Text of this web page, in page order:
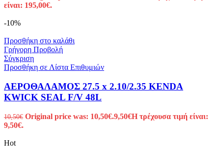
είναι: 195,00€.
-10%
Προσθήκη στο καλάθι
Γρήγορη Προβολή
Σύγκριση
Προσθήκη σε Λίστα Επιθυμιών
ΑΕΡΟΘΑΛΑΜΟΣ 27.5 x 2.10/2.35 KENDA
KWICK SEAL F/V 48L
10,50€ Original price was: 10,50€.9,50€Η τρέχουσα τιμή είναι:
9,50€.
Hot